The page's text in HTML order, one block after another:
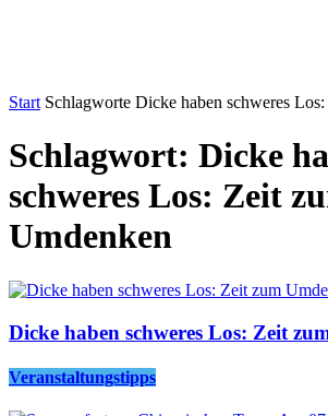
Start Schlagworte Dicke haben schweres
Schlagwort: Dicke
schweres Los: Zeit
Umdenken
Dicke haben schweres Los: Zeit
Veranstaltungstipps